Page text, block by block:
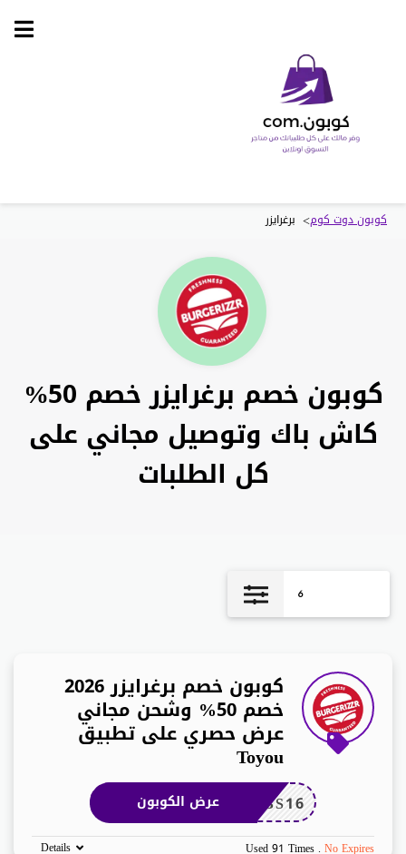
Skip
كوبون دوت كوم> برغرايزر
كوبون خصم برغرايزر خصم 50%
كاش باك وتوصيل مجاني على
كل الطلبات
6
كوبون خصم برغرايزر 2026
خصم 50% وشحن مجاني
عرض حصري على تطبيق
Toyou
BS16 عرض الكوبون
Used 91 Times . No Expires
Details